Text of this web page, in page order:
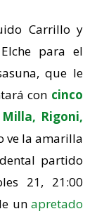
Carrillo y
para el
que le
con cinco
Milla, Rigoni,
ve la amarilla
partido
21, 21:00
un apretado